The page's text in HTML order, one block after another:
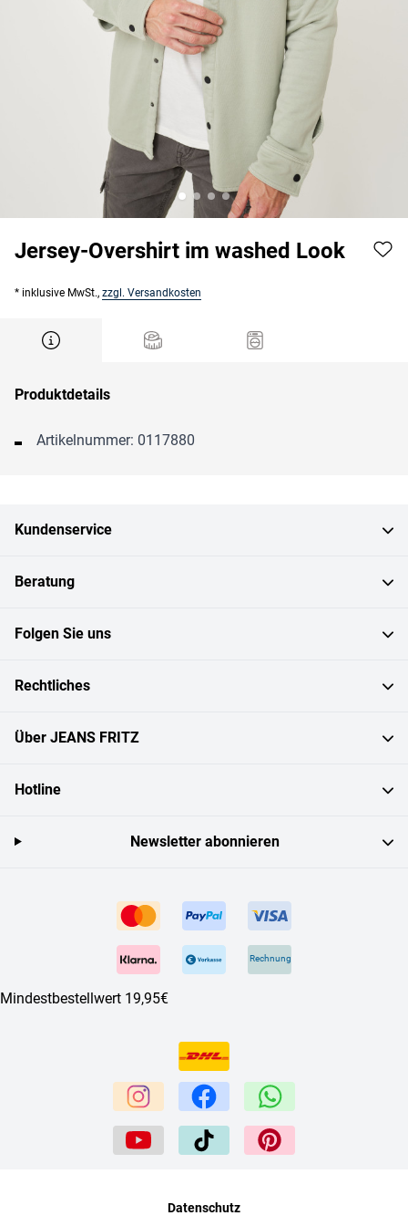
Jersey-Overshirt im washed Look
* inklusive MwSt., zzgl. Versandkosten
Produktdetails
Artikelnummer: 0117880
Kundenservice
Beratung
Folgen Sie uns
Rechtliches
Über JEANS FRITZ
Hotline
Rechnung
Mindestbestellwert 19,95€
Newsletter abonnieren
Datenschutz